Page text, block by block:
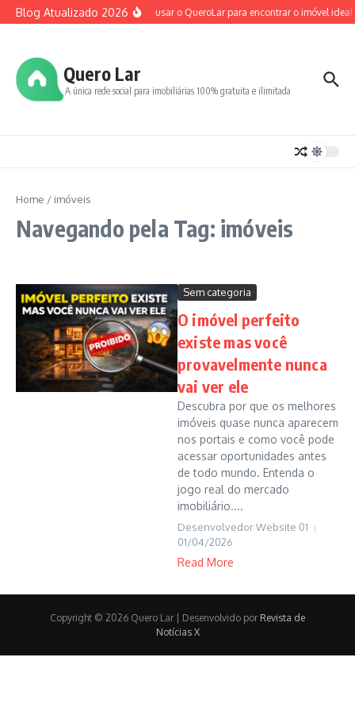
Ir para o conteúdo
Blog Atualizado 2026Como usar o QueroLar para encontrar o imóvel
Quero Lar
A única rede social para imobiliárias 100% gratuita e ilimitada
Home / imóveis
Navegando pela Tag: imóveis
Sem categoria
O imóvel perfeito
existe mas você
provavelmente nunca
vai ver ele
Descubra por que os melhores
imóveis quase nunca aparecem
nos portais e como você pode
acessar oportunidades antes
de todo mundo. Entenda o
jogo real do mercado
imobiliário....
Desenvolvedor Website 01
01/04/2026
Read More
Copyright © 2026 Quero Lar | Desenvolvido por Revista de
Notícias X